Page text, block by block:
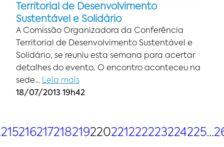
Territorial de Desenvolvimento
Sustentável e Solidário
A Comissão Organizadora da Conferência
Territorial de Desenvolvimento Sustentável e
Solidário, se reuniu esta semana para acertar
detalhes do evento. O encontro aconteceu na
sede… Leia mais
18/07/2013 19h42
215216217218219220221 222223224225…